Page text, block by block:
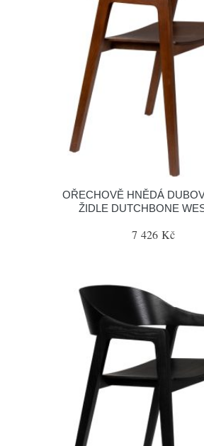
OŘECHOVĚ HNĚDÁ
ŽIDLE DUTCHBONE
7 426 Kč